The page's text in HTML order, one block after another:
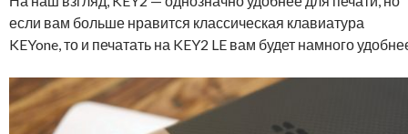
если вам больше нравится классическая клавиатура
KEYone, то и печатать на KEY2 LE вам будет намного